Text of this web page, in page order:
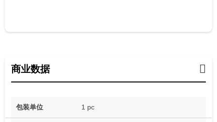
商业数据
包装单位 1 pc